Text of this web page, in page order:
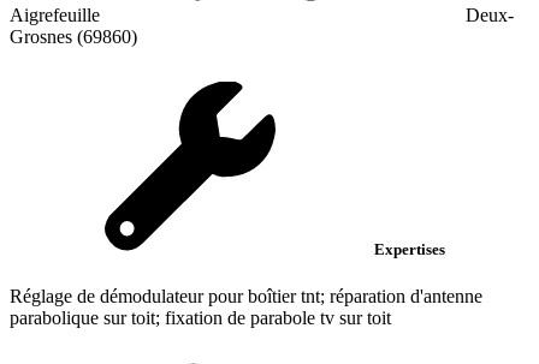
Aigrefeuille
Deux-
Grosnes (69860)
Expertises
Réglage de démodulateur pour boîtier tnt; réparation d'antenne
parabolique sur toit; fixation de parabole tv sur toit